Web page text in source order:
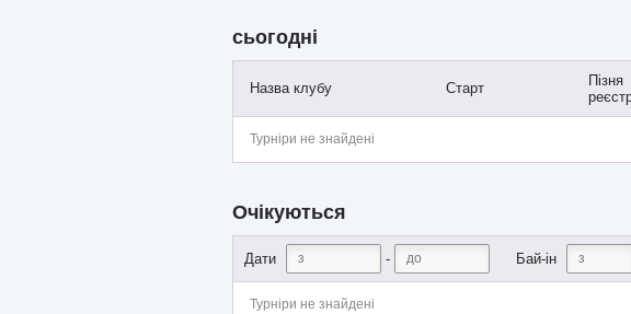
сьогодні
Назва клубу Старт
Пізня
Турніри не знайдені
Очікуються
Дати - Бай-ін
Турніри не знайдені